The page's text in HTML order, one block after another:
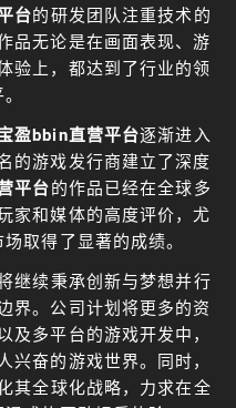
台的研发团队注重技术的
品无论是在画面表现、游
验上，都达到了行业的领
盈bbin直营平台逐渐进入
的游戏发行商建立了深度
平台的作品已经在全球多
家和媒体的高度评价，尤
取得了显著的成绩。
继续秉承创新与梦想并行
界。公司计划将更多的资
及多平台的游戏开发中，
兴奋的游戏世界。同时，
其全球化战略，力求在全